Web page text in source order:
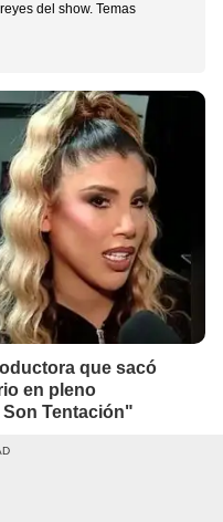
del show. Temas
que sacó
en pleno
Tentación"